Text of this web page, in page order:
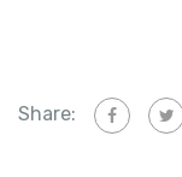
Share: